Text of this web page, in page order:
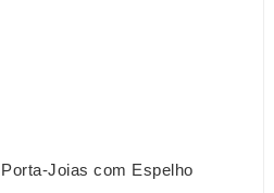
Porta-Joias com Espelho